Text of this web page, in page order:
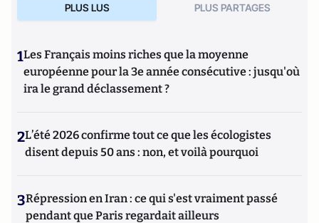
PLUS LUS PLUS PARTAGES
1Les Français moins riches que la moyenne
européenne pour la 3e année consécutive : jusqu'où
ira le grand déclassement ?
2L’été 2026 confirme tout ce que les écologistes
disent depuis 50 ans : non, et voilà pourquoi
3Répression en Iran : ce qui s'est vraiment passé
pendant que Paris regardait ailleurs